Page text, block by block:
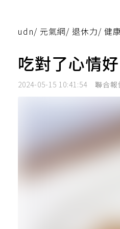
udn/ 元氣網/ 退休力/ 健
吃對了心情
2024-05-15 10:41:54 聯合